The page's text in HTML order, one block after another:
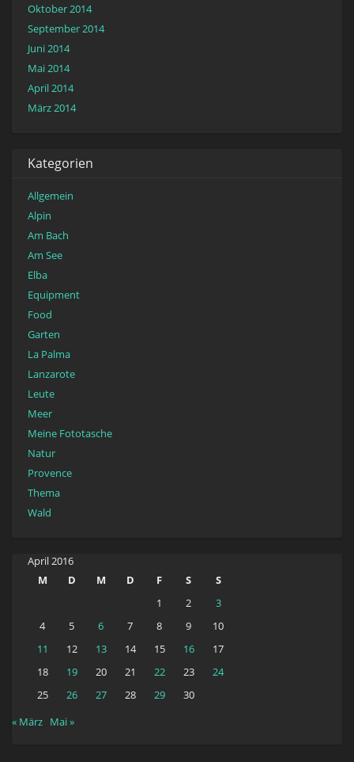
Oktober 2014
September 2014
Juni 2014
Mai 2014
April 2014
März 2014
Kategorien
Allgemein
Alpin
Am Bach
Am See
Elba
Equipment
Food
Garten
La Palma
Lanzarote
Leute
Meer
Meine Fototasche
Natur
Provence
Thema
Wald
April 2016
M
D M D F S
S
1
2
3
4
5 6 7 8 9
10
11
12 13 14 15 16
17
18
19 20 21 22 23
24
25
26 27 28 29
30
« März Mai »